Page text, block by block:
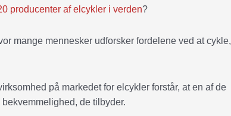
producenter af elcykler i verden?
mange mennesker udforsker fordelene ved at cykle,
på markedet for elcykler forstår, at en af de
de tilbyder.